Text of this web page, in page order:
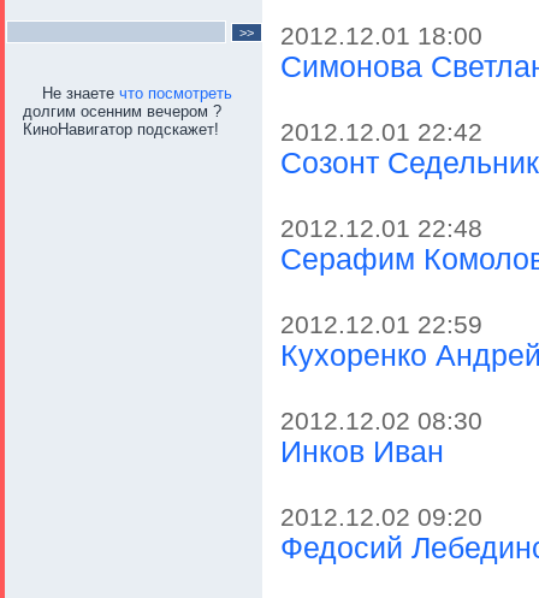
Не знаете что посмотреть
долгим осенним вечером ?
КиноНавигатор подскажет!
2012.12.01 18:00
Симонова
2012.12.01 22:42
Созонт
2012.12.01 22:48
Серафим
2012.12.01 22:59
Кухоренко
2012.12.02 08:30
Инков Иван
2012.12.02 09:20
Федосий